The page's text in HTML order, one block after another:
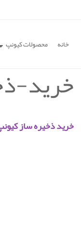
خانه محصولات کیونپ
خرید-
خرید ذخیره ساز